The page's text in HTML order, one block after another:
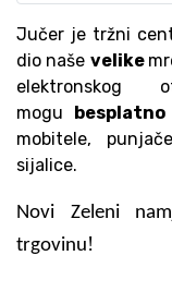
Jučer je tržni
dio naše velike
mogu besplatno
mobitele,
sijalice.
Novi Zeleni
trgovinu!